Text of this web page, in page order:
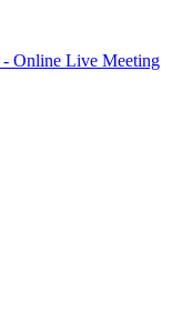
- Online Live Meeting